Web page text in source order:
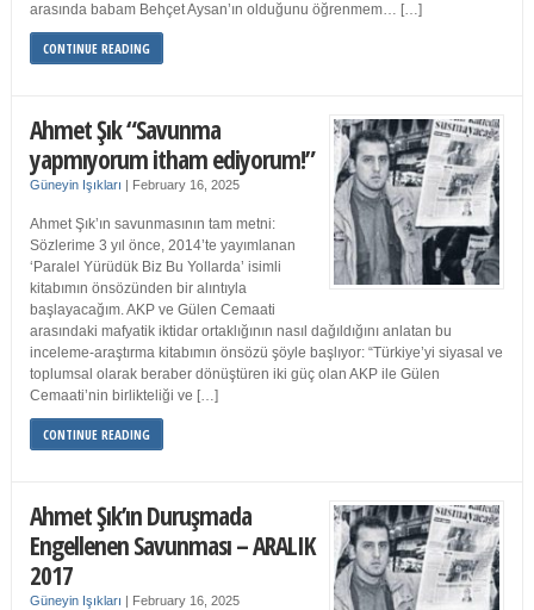
arasında babam Behçet Aysan’ın olduğunu öğrenmem… […]
CONTINUE READING
Ahmet Şık “Savunma
yapmıyorum itham ediyorum!”
Güneyin Işıkları | February 16, 2025
Ahmet Şık’ın savunmasının tam metni:
Sözlerime 3 yıl önce, 2014’te yayımlanan
‘Paralel Yürüdük Biz Bu Yollarda’ isimli
kitabımın önsözünden bir alıntıyla
başlayacağım. AKP ve Gülen Cemaati
arasındaki mafyatik iktidar ortaklığının nasıl dağıldığını anlatan bu
inceleme-araştırma kitabımın önsözü şöyle başlıyor: “Türkiye’yi siyasal ve
toplumsal olarak beraber dönüştüren iki güç olan AKP ile Gülen
Cemaati’nin birlikteliği ve […]
CONTINUE READING
Ahmet Şık’ın Duruşmada
Engellenen Savunması – ARALIK
2017
Güneyin Işıkları | February 16, 2025